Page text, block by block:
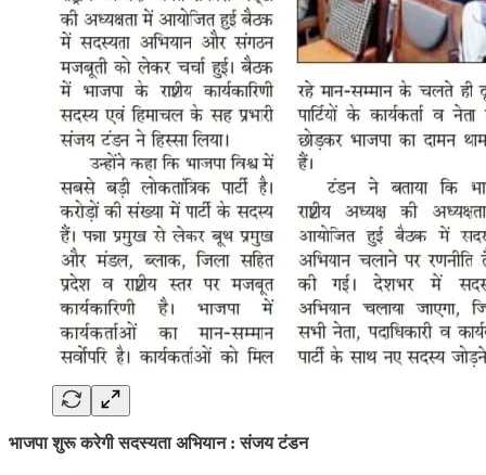
भाजपा शुरू करेगी सदस्यता अभियान : संजय टंडन